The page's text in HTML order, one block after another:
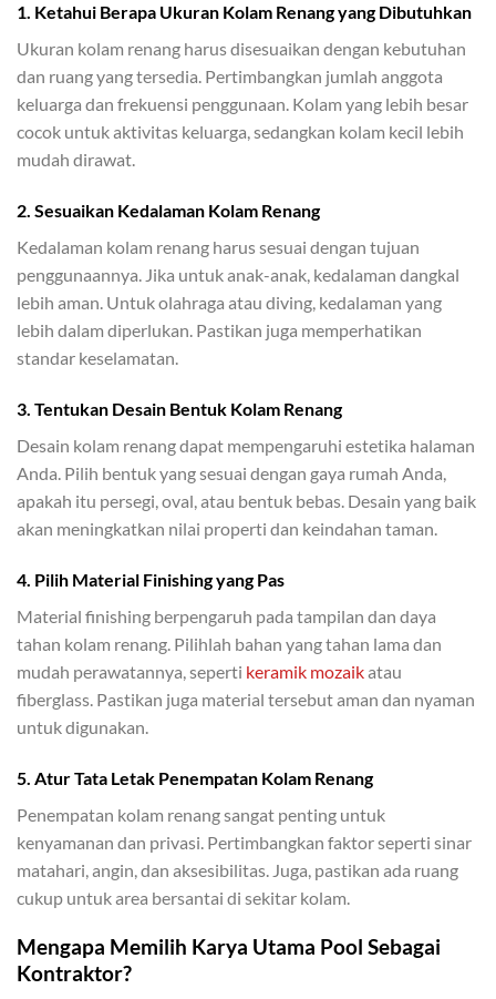
1. Ketahui Berapa Ukuran Kolam Renang yang Dibutuhkan
Ukuran kolam renang harus disesuaikan dengan kebutuhan
dan ruang yang tersedia. Pertimbangkan jumlah anggota
keluarga dan frekuensi penggunaan. Kolam yang lebih besar
cocok untuk aktivitas keluarga, sedangkan kolam kecil lebih
mudah dirawat.
2. Sesuaikan Kedalaman Kolam Renang
Kedalaman kolam renang harus sesuai dengan tujuan
penggunaannya. Jika untuk anak-anak, kedalaman dangkal
lebih aman. Untuk olahraga atau diving, kedalaman yang
lebih dalam diperlukan. Pastikan juga memperhatikan
standar keselamatan.
3. Tentukan Desain Bentuk Kolam Renang
Desain kolam renang dapat mempengaruhi estetika halaman
Anda. Pilih bentuk yang sesuai dengan gaya rumah Anda,
apakah itu persegi, oval, atau bentuk bebas. Desain yang baik
akan meningkatkan nilai properti dan keindahan taman.
4. Pilih Material Finishing yang Pas
Material finishing berpengaruh pada tampilan dan daya
tahan kolam renang. Pilihlah bahan yang tahan lama dan
mudah perawatannya, seperti keramik mozaikatau
fiberglass. Pastikan juga material tersebut aman dan nyaman
untuk digunakan.
5. Atur Tata Letak Penempatan Kolam Renang
Penempatan kolam renang sangat penting untuk
kenyamanan dan privasi. Pertimbangkan faktor seperti sinar
matahari, angin, dan aksesibilitas. Juga, pastikan ada ruang
cukup untuk area bersantai di sekitar kolam.
Mengapa Memilih Karya Utama Pool Sebagai
Kontraktor?